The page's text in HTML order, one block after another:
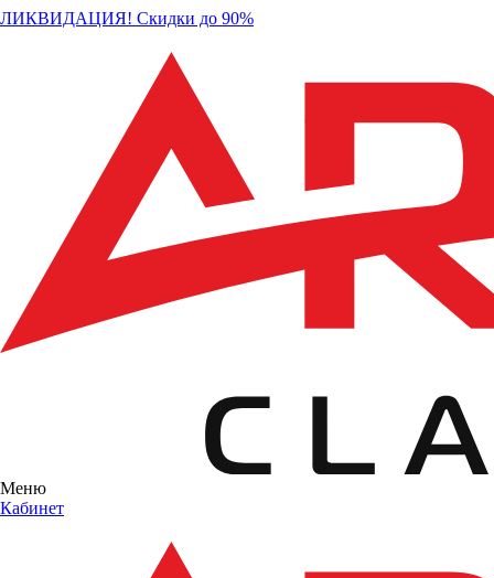
ЛИКВИДАЦИЯ! Скидки до 90%
Меню
Кабинет